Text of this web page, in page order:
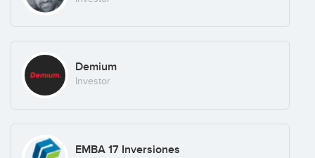
Demium
Investor
EMBA 17 Inversiones